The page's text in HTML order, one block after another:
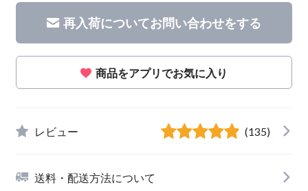
再入荷についてお問い合わせをする
商品をアプリでお気に入り
レビュー (135)
送料・配送方法について